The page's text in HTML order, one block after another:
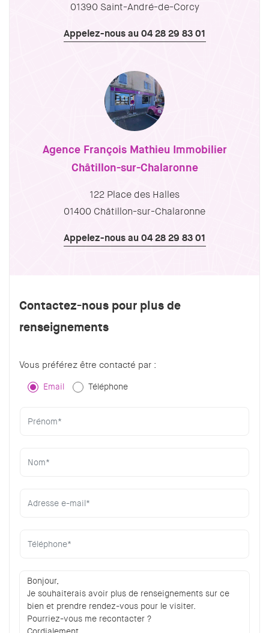
01390 Saint-André-de-Corcy
Appelez-nous au 04 28 29 83 01
Agence François Mathieu Immobilier
Châtillon-sur-Chalaronne
122 Place des Halles
01400 Châtillon-sur-Chalaronne
Appelez-nous au 04 28 29 83 01
Contactez-nous pour plus de
renseignements
Vous préférez être contacté par :
Email Téléphone